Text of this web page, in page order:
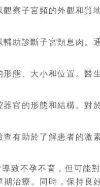
察子宮頸的外觀和質
助診斷子宮頸息肉。
態、大小和位置。醫
官的形態和結構。對
有助於了解患者的激
致不孕不育，但可能
治療。同時，保持良